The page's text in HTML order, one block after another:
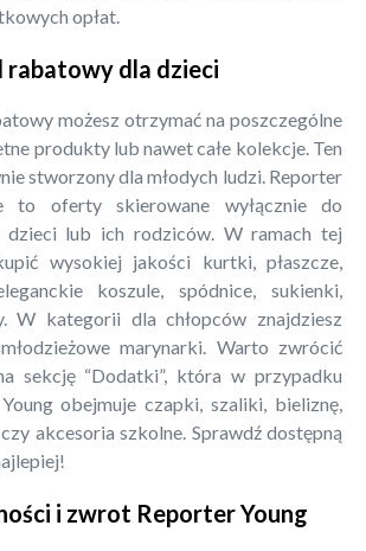
opłat.
rabatowy dla dzieci
możesz otrzymać na poszczególne
produkty lub nawet całe kolekcje. Ten
stworzony dla młodych ludzi. Reporter
to oferty skierowane wyłącznie do
dzieci lub ich rodziców. W ramach tej
wysokiej jakości kurtki, płaszcze,
koszule, spódnice, sukienki,
W kategorii dla chłopców znajdziesz
marynarki. Warto zwrócić
sekcję “Dodatki”, która w przypadku
obejmuje czapki, szaliki, bieliznę,
akcesoria szkolne. Sprawdź dostępną
i zwrot Reporter Young